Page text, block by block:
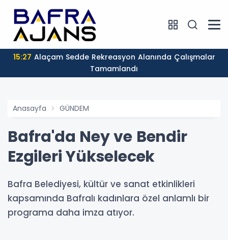
15:27
Tamamlandı
Anasayfa GÜNDEM
Bafra'da Ney ve Bendir
Ezgileri Yükselecek
Bafra Belediyesi, kültür ve sanat etkinlikleri
kapsamında Bafralı kadınlara özel anlamlı bir
programa daha imza atıyor.